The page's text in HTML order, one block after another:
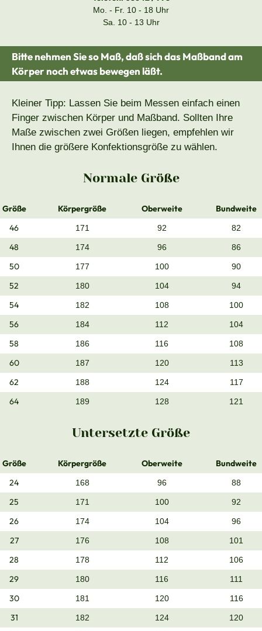
Mo. - Fr. 10 - 18 Uhr
Sa. 10 - 13 Uhr
Bitte nehmen Sie so Maß, daß sich das Maßband am
Körper noch etwas bewegen läßt.
Kleiner Tipp: Lassen Sie beim Messen einfach einen
Finger zwischen Körper und Maßband. Sollten Ihre
Maße zwischen zwei Größen liegen, empfehlen wir
Ihnen die größere Konfektionsgröße zu wählen.
Normale Größe
Größe Körpergröße Oberweite
Bundweite
46
171 92 82
48 174 96 86
50 177 100 90
52 180 104 94
54 182 108 100
56 184 112 104
58 186 116 108
60 187 120 113
62 188 124 117
64 189 128 121
Untersetzte Größe
Größe Körpergröße Oberweite
Bundweite
24
168 96 88
25 171 100 92
26 174 104 96
27 176 108 101
28 178 112 106
29 180 116 111
30 181 120 116
31 182 124 120